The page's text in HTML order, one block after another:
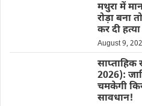
मथुरा में
रोड़ा बना
कर दी हत्या
August 9,
2026):
चमकेगी
सावधान!